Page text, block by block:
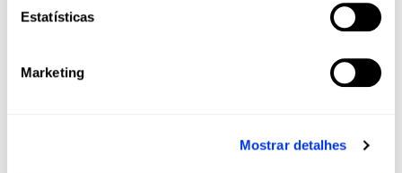
Estatísticas
Marketing
Mostrar detalhes